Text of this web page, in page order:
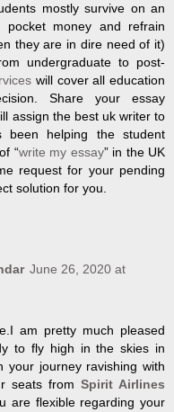
mostly survive on an
pocket money and refrain
they are in dire need of it)
undergraduate to post-
will cover all education
Share your essay
assign the best uk writer to
been helping the student
“write my essay” in the UK
request for your pending
solution for you.
June 26, 2020 at
am pretty much pleased
to fly high in the skies in
your journey ravishing with
seats from Spirit Airlines
are flexible regarding your